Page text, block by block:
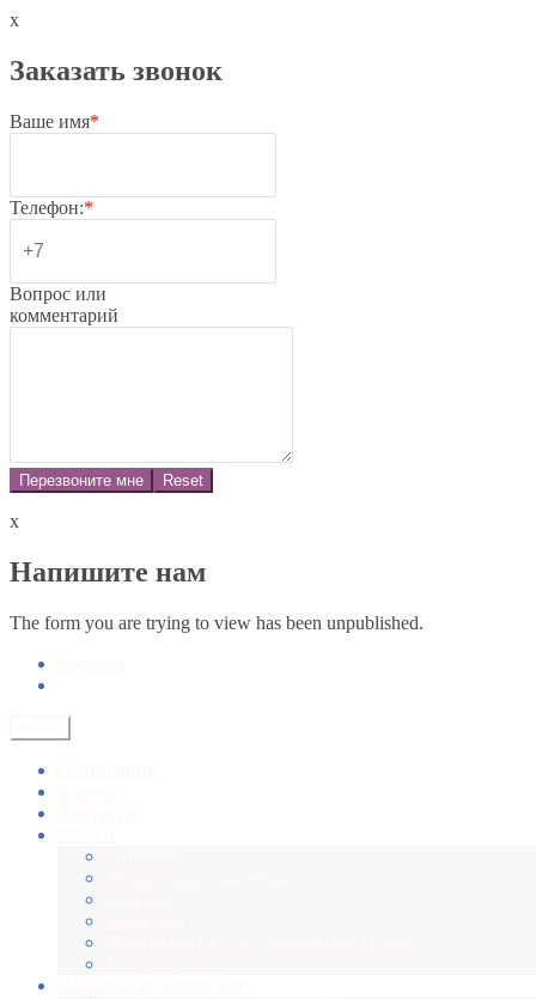
x
Заказать звонок
Ваше имя*
Телефон:*
Вопрос или
комментарий
Перезвоните мне Reset
x
Напишите нам
The form you are trying to view has been unpublished.